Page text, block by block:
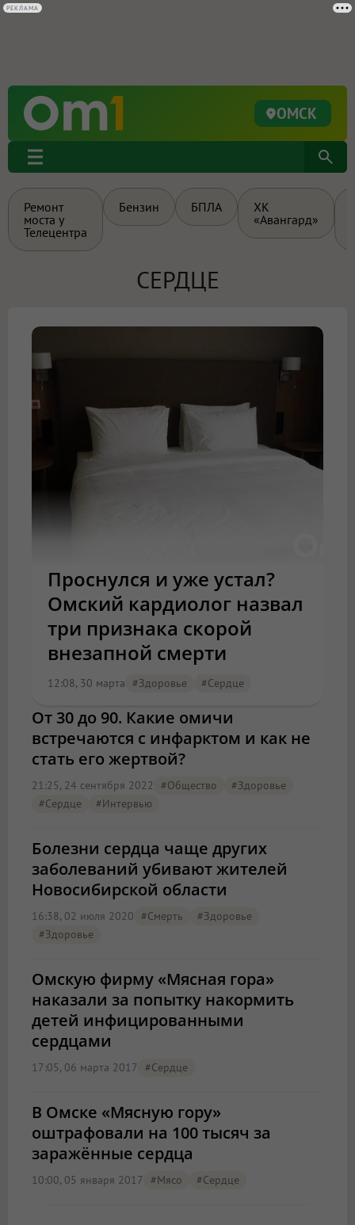
ОМСК
Ремонт
моста у
Телецентра
Бензин БПЛА
ХК
«Авангард»
СЕРДЦЕ
Проснулся и уже устал?
Омский кардиолог назвал
три признака скорой
внезапной смерти
12:08, 30 марта #Здоровье #сердце
От 30 до 90. Какие омичи
встречаются с инфарктом и как не
стать его жертвой?
21:25, 24 сентября 2022 #Общество
#Здоровье
#сердце
#интервью
Болезни сердца чаще других
заболеваний убивают жителей
Новосибирской области
16:38, 02 июля 2020 #смерть
#Здоровье
#Здоровье
Омскую фирму «Мясная гора»
наказали за попытку накормить
детей инфицированными
сердцами
17:05, 06 марта 2017 #сердце
В Омске «Мясную гору»
оштрафовали на 100 тысяч за
заражённые сердца
10:00, 05 января 2017 #мясо #сердце
РЕКЛАМА